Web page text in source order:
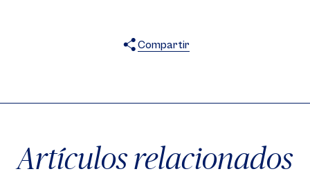
Compartir
Artículos relacionados